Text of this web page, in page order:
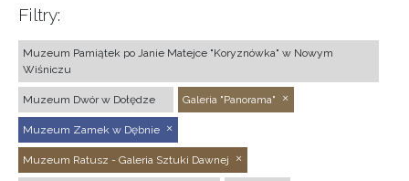
Filtry:
Muzeum Pamiątek po Janie Matejce "Koryznówka" w Nowym
Wiśniczu
Muzeum Dwór w Dołędze Galeria "Panorama"
Muzeum Zamek w Dębnie
Muzeum Ratusz - Galeria Sztuki Dawnej